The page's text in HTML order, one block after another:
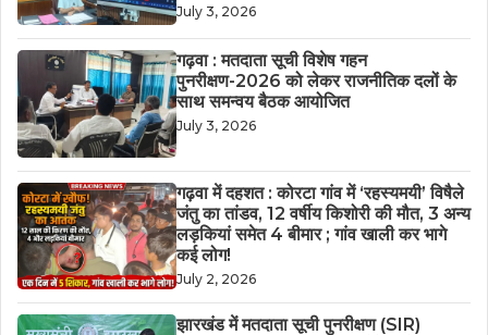
July 3, 2026
गढ़वा : मतदाता सूची विशेष गहन
पुनरीक्षण-2026 को लेकर राजनीतिक दलों के
साथ समन्वय बैठक आयोजित
July 3, 2026
गढ़वा में दहशत : कोरटा गांव में ‘रहस्यमयी’ विषैले
जंतु का तांडव, 12 वर्षीय किशोरी की मौत, 3 अन्य
लड़कियां समेत 4 बीमार ; गांव खाली कर भागे
कई लोग!
July 2, 2026
झारखंड में मतदाता सूची पुनरीक्षण (SIR)